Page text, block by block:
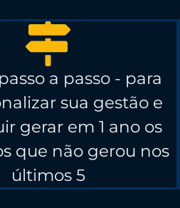
a passo - para
sua gestão e
gerar em 1 ano os
que não gerou nos
últimos 5